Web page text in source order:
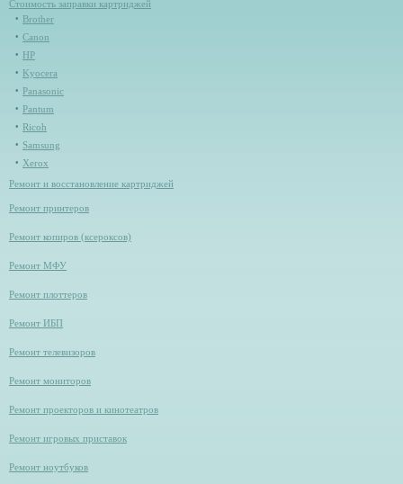
Стоимость заправки картриджей
Brother
Canon
HP
Kyocera
Panasonic
Pantum
Ricoh
Samsung
Xerox
Ремонт и восстановление картриджей
Ремонт принтеров
Ремонт копиров (ксероксов)
Ремонт МФУ
Ремонт плоттеров
Ремонт ИБП
Ремонт телевизоров
Ремонт мониторов
Ремонт проекторов и кинотеатров
Ремонт игровых приставок
Ремонт ноутбуков